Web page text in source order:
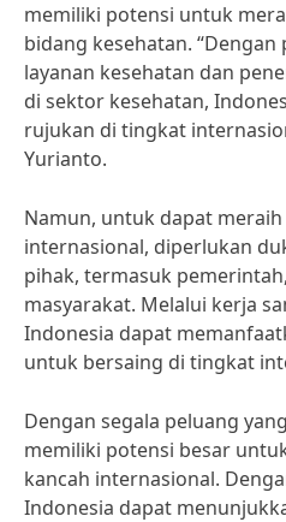
memiliki potensi untuk
bidang kesehatan.
layanan kesehatan dan
di sektor kesehatan,
rujukan di tingkat
Yurianto.
Namun, untuk dapat
internasional, diperlukan
pihak, termasuk
masyarakat. Melalui kerja
Indonesia dapat
untuk bersaing di tingkat
Dengan segala peluang
memiliki potensi besar
kancah internasional.
Indonesia dapat